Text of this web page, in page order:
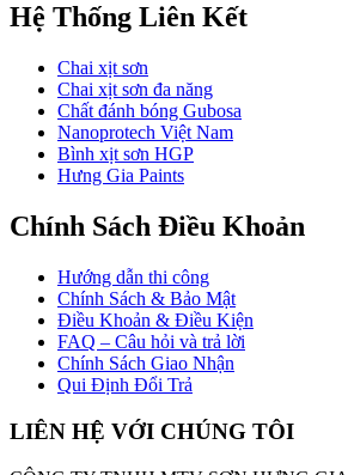
Hệ Thống Liên Kết
Chai xịt sơn
Chai xịt sơn đa năng
Chất đánh bóng Gubosa
Nanoprotech Việt Nam
Bình xịt sơn HGP
Hưng Gia Paints
Chính Sách Điều Khoản
Hướng dẫn thi công
Chính Sách & Bảo Mật
Điều Khoản & Điều Kiện
FAQ – Câu hỏi và trả lời
Chính Sách Giao Nhận
Qui Định Đổi Trả
LIÊN HỆ VỚI CHÚNG TÔI